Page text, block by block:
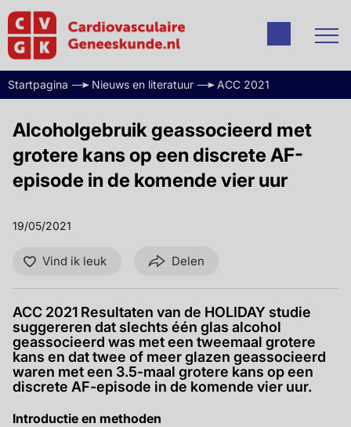
Startpagina Nieuws en literatuur ACC 2021
Alcoholgebruik geassocieerd met
grotere kans op een discrete AF-
episode in de komende vier uur
19/05/2021
Vind ik leuk Delen
ACC 2021 Resultaten van de HOLIDAY studie
suggereren dat slechts één glas alcohol
geassocieerd was met een tweemaal grotere
kans en dat twee of meer glazen geassocieerd
waren met een 3.5-maal grotere kans op een
discrete AF-episode in de komende vier uur.
Introductie en methoden